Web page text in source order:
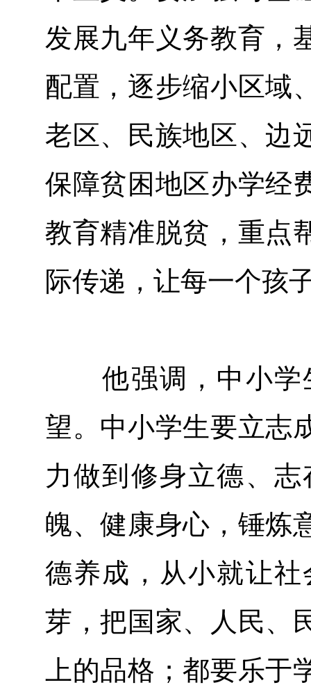
发展九年义务教育，
配置，逐步缩小区域
老区、民族地区、边
保障贫困地区办学经
教育精准脱贫，重点
际传递，让每一个孩
他强调，中小学
望。中小学生要立志
力做到修身立德、
魄、健康身心，锤炼
德养成，从小就让
芽，把国家、人民、
上的品格；都要乐